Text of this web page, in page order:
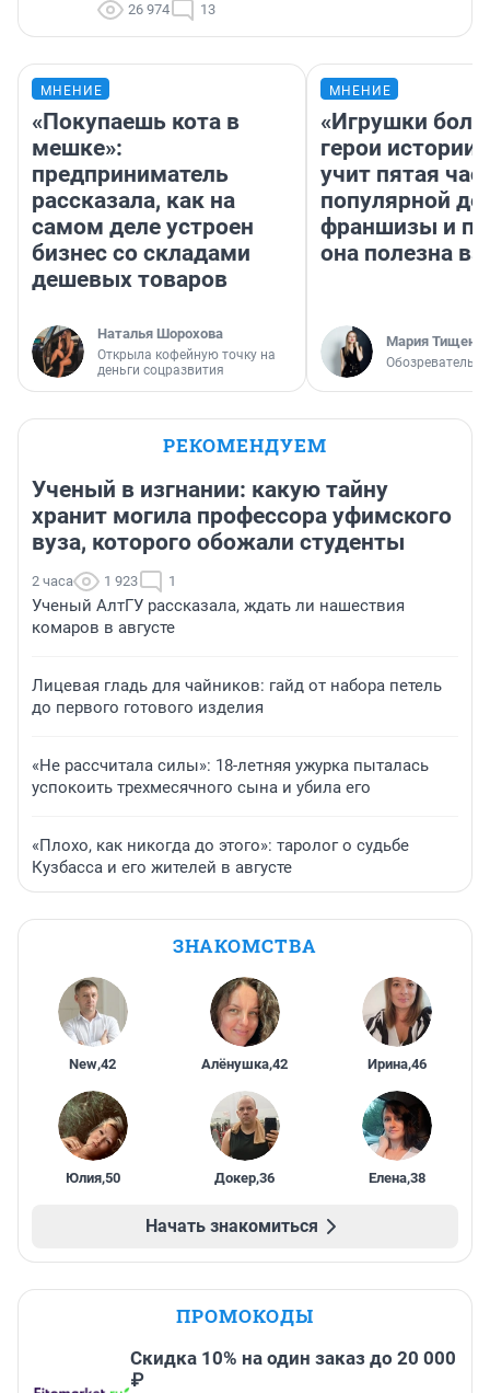
26 974 13
МНЕНИЕ
«Покупаешь кота в
мешке»:
предприниматель
рассказала, как на
самом деле устроен
бизнес со складами
дешевых товаров
Наталья Шорохова
Открыла кофейную точку на
деньги соцразвития
МНЕНИЕ
«Игрушки
герои
учит пятая
популярной
франшизы и
она полезна
Мария Тищенко
Обозреватель
РЕКОМЕНДУЕМ
Ученый в изгнании: какую тайну
хранит могила профессора уфимского
вуза, которого обожали студенты
2 часа 1 923 1
Ученый АлтГУ рассказала, ждать ли нашествия
комаров в августе
Лицевая гладь для чайников: гайд от набора петель
до первого готового изделия
«Не рассчитала силы»: 18-летняя ужурка пыталась
успокоить трехмесячного сына и убила его
«Плохо, как никогда до этого»: таролог о судьбе
Кузбасса и его жителей в августе
ЗНАКОМСТВА
New,42 Алёнушка,42 Ирина,46
Юлия,50 Докер,36 Елена,38
Начать знакомиться
ПРОМОКОДЫ
Скидка 10% на один заказ до 20 000
₽